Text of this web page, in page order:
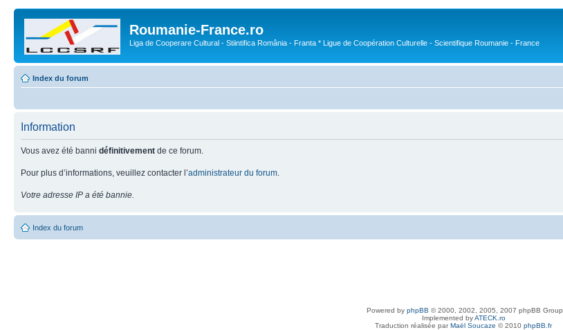
Roumanie-France.ro
Liga de Cooperare Cultural - Stiintifica România - Franta * Ligue de Coopération Culturelle - Scientifique Roumanie - France
Index du forum
Information
Vous avez été banni définitivement de ce forum.
Pour plus d’informations, veuillez contacter l’administrateur du forum
Votre adresse IP a été bannie.
Index du forum
Powered by phpBB © 2000, 2002, 2005, 2007 phpBB Group
Implemented byATECK.ro
Traduction réalisée parMaël Soucaze © 2010 phpBB.fr